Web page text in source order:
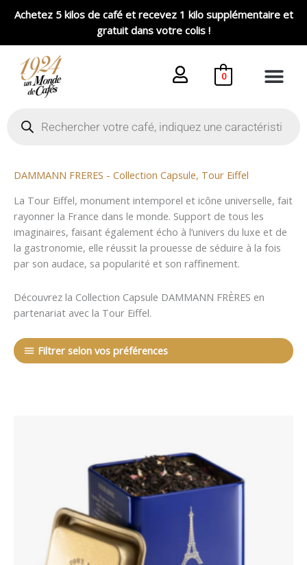
Achetez 5 kilos de café et recevez 1 kilo supplémentaire et
gratuit dans votre colis !
0
produits
DAMMANN FRERES - Collection Capsule, Tour Eiffel
La Tour Eiffel, monument intemporel et icône universelle, fait
rayonner la France dans le monde. Support de tous les
imaginaires, faisant également écho à l’univers du luxe et de
la gastronomie, elle réussit la prouesse de séduire à la fois
par son audace, sa popularité et son raffinement.
Découvrez la Collection Capsule DAMMANN FRÈRES en
partenariat avec la Tour Eiffel.
Filtrer selon vos préférences